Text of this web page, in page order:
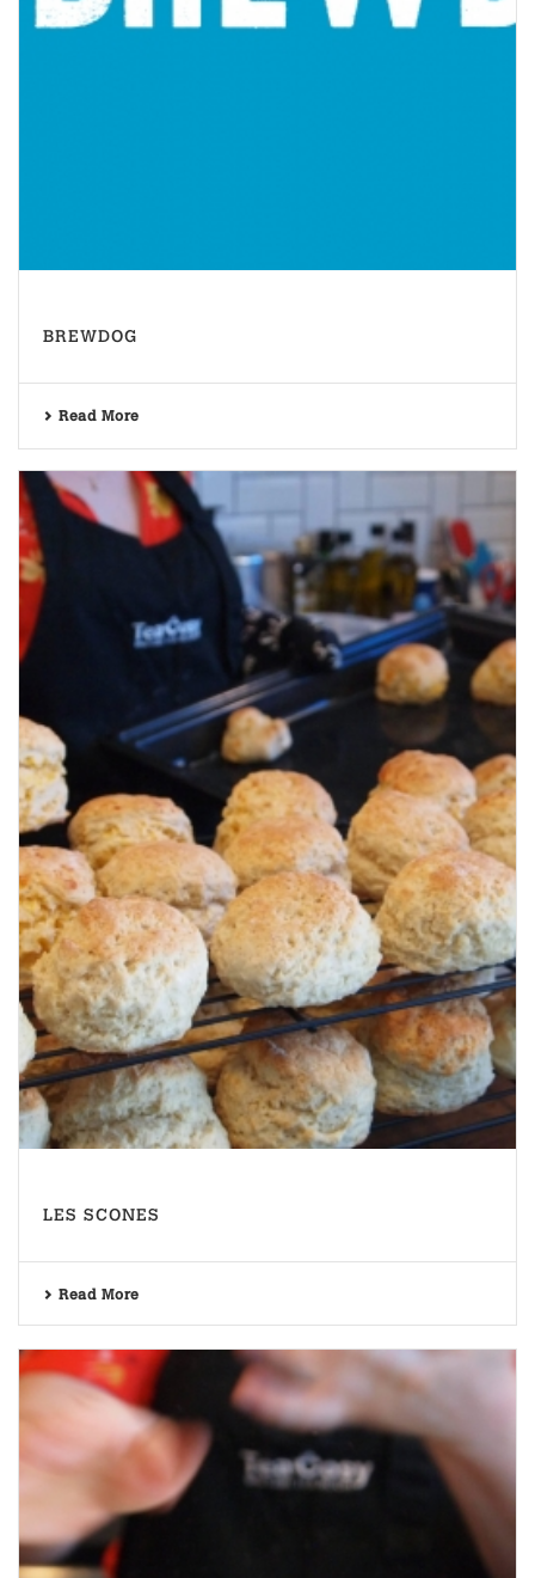
BREWDOG
Read More
LES SCONES
Read More